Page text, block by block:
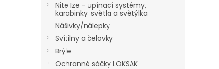
Nite Ize - upínací systémy,
karabinky, světla a světýlka
Nášivky/nálepky
Svítilny a čelovky
Brýle
Ochranné sáčky LOKSAK